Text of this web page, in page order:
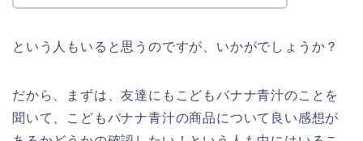
という人もいると思うのですが、いかがでしょうか？
だから、まずは、友達にもこどもバナナ青汁のことを
聞いて、こどもバナナ青汁の商品について良い感想が